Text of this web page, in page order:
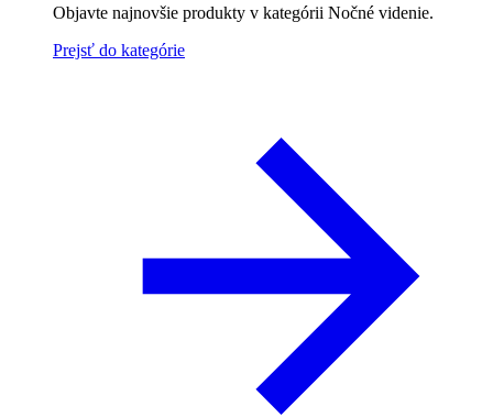
Objavte najnovšie produkty v kategórii Nočné videnie.
Prejsť do kategórie